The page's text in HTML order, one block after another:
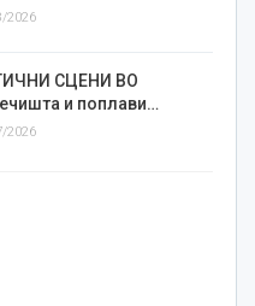
2026
СЦЕНИ ВО
и поплави…
2026